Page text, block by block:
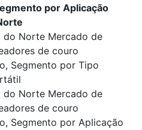
por Aplicação
do Norte Mercado de
de couro
Segmento por Tipo
do Norte Mercado de
de couro
Segmento por Aplicação